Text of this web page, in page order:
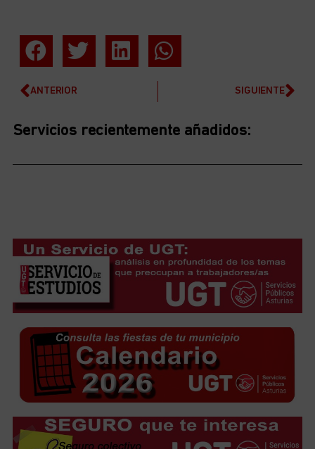
ANTERIOR SIGUIENTE
Servicios recientemente añadidos: